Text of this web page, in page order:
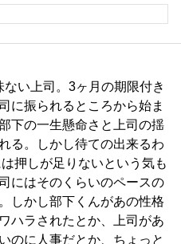
い上司。3ヶ月の期限付き
に振られるところから始ま
下の一生懸命さと上司の揺
る。しかし待ての出来るわ
押しが足りないという気も
にはそのくらいのペースの
しかし部下くんがあの性格
ハラされたとか、上司があ
のに人事だとか、ちょっと